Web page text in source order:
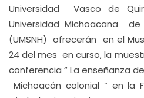
Universidad Vasco de
Universidad Michoacana
(UMSNH) ofrecerán en el
24 del mes en curso, la
conferencia “ La enseñanza
Michoacán colonial “ en la